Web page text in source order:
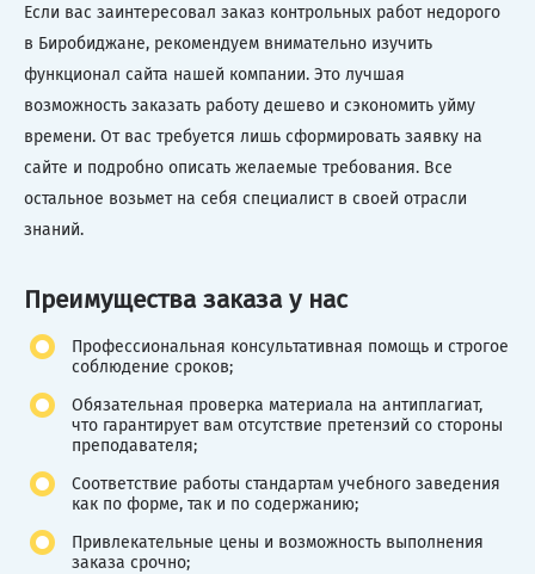
Если вас заинтересовал заказ контрольных работ недорого
в Биробиджане, рекомендуем внимательно изучить
функционал сайта нашей компании. Это лучшая
возможность заказать работу дешево и сэкономить уйму
времени. От вас требуется лишь сформировать заявку на
сайте и подробно описать желаемые требования. Все
остальное возьмет на себя специалист в своей отрасли
знаний.
Преимущества заказа у нас
Профессиональная консультативная помощь и строгое
соблюдение сроков;
Обязательная проверка материала на антиплагиат,
что гарантирует вам отсутствие претензий со стороны
преподавателя;
Соответствие работы стандартам учебного заведения
как по форме, так и по содержанию;
Привлекательные цены и возможность выполнения
заказа срочно;